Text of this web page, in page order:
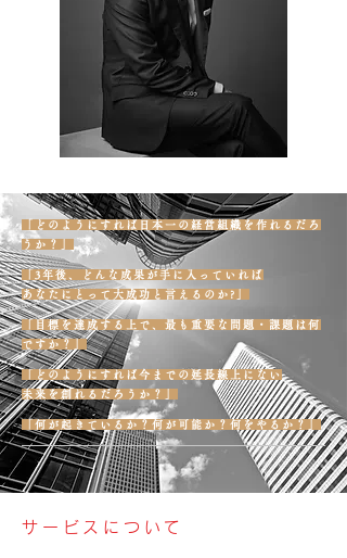
「どのようにすれば日本一の経営組織を作れるだろ
うか？」
「3年後、どんな成果が手に入っていれば
あなたにとって大成功と言えるのか?」
「目標を達成する上で、最も重要な問題・課題は何
ですか？」
「どのようにすれば今までの延長線上にない
未来を創れるだろうか？」
「何が起きているか？何が可能か？何をやるか？」
サービスについて